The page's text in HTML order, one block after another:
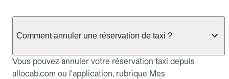
Comment annuler une réservation de taxi ?
Vous pouvez annuler votre réservation taxi depuis
allocab.com ou l'application, rubrique Mes